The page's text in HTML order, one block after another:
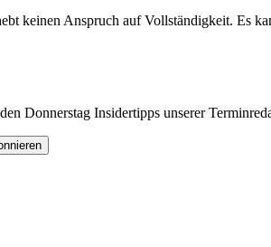
keinen Anspruch auf Vollständigkeit. Es
Donnerstag Insidertipps unserer